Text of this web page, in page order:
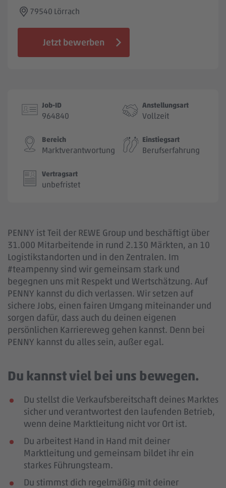
79540 Lörrach
Jetzt bewerben
Job-ID
964840
Anstellungsart
Vollzeit
Bereich
Marktverantwortung
Einstiegsart
Berufserfahrung
Vertragsart
unbefristet
PENNY ist Teil der REWE Group und beschäftigt über
31.000 Mitarbeitende in rund 2.130 Märkten, an 10
Logistikstandorten und in den Zentralen. Im
#teampenny sind wir gemeinsam stark und
begegnen uns mit Respekt und Wertschätzung. Auf
PENNY kannst du dich verlassen. Wir setzen auf
sichere Jobs, einen fairen Umgang miteinander und
sorgen dafür, dass auch du deinen eigenen
persönlichen Karriereweg gehen kannst. Denn bei
PENNY kannst du alles sein, außer egal.
Du kannst viel bei uns bewegen.
Du stellst die Verkaufsbereitschaft deines Marktes
sicher und verantwortest den laufenden Betrieb,
wenn deine Marktleitung nicht vor Ort ist.
Du arbeitest Hand in Hand mit deiner
Marktleitung und gemeinsam bildet ihr ein
starkes Führungsteam.
Du stimmst dich regelmäßig mit deiner